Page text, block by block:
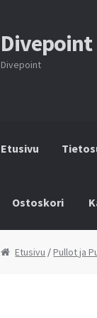
Siirry
navigointiin
Siirry
sisältöön
Divepoint
Divepoint
Etusivu
Ostoskori
Etusivu
Etusivu /Pullot ja